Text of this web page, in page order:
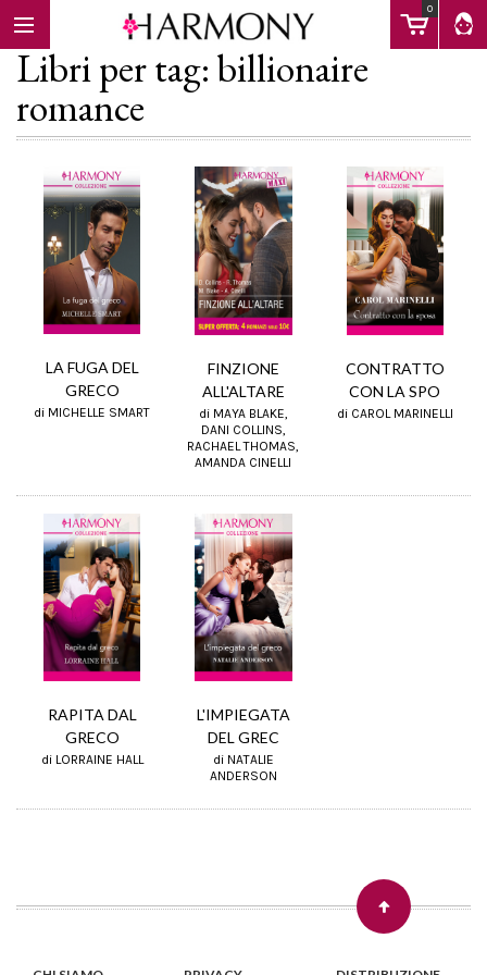
0
EBOOK
Calendario
Libri per tag: billionaire
romance
LA FUGA DEL
GRECO
di MICHELLE SMART
FINZIONE
ALL'ALTARE
di MAYA BLAKE,
DANI COLLINS,
RACHAEL THOMAS,
AMANDA CINELLI
CONTRATTO
CON LA SPO
di CAROL MARINELLI
RAPITA DAL
GRECO
di LORRAINE HALL
L'IMPIEGATA
DEL GREC
di NATALIE
ANDERSON